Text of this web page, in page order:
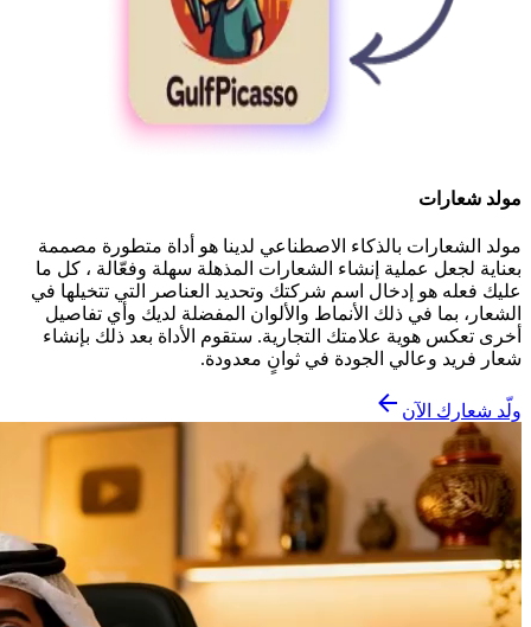
مولد شعارات
مولد الشعارات بالذكاء الاصطناعي لدينا هو أداة متطورة مصممة
بعناية لجعل عملية إنشاء الشعارات المذهلة سهلة وفعّالة ، كل ما
عليك فعله هو إدخال اسم شركتك وتحديد العناصر التي تتخيلها في
الشعار، بما في ذلك الأنماط والألوان المفضلة لديك وأي تفاصيل
أخرى تعكس هوية علامتك التجارية. ستقوم الأداة بعد ذلك بإنشاء
شعار فريد وعالي الجودة في ثوانٍ معدودة.
ولّد شعارك الآن